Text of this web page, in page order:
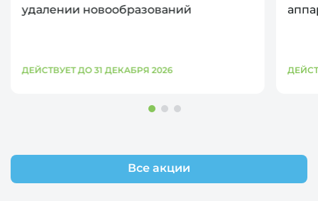
Все акции
удалении новообразований
ДЕЙСТВУЕТ ДО 31 ДЕКАБРЯ 2026